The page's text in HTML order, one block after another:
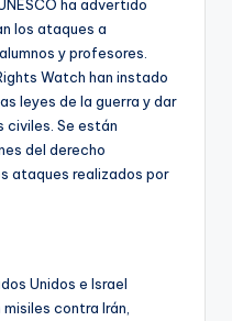
ha advertido
los ataques a
y profesores.
Watch han instado
leyes de la guerra y dar
civiles. Se están
del derecho
ataques realizados por
Unidos e Israel
contra Irán,